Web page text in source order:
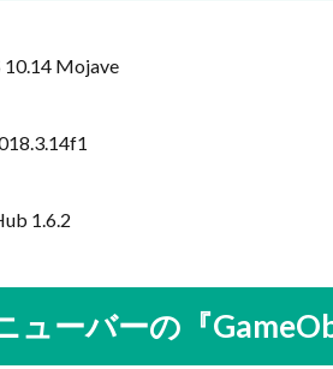
10.14 Mojave
1.6.2
ューバーの『